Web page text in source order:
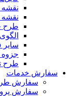
نقشه GIS
نقشه
طرح
الگوی
سایر
جزوه و
طرح
سفارش خدمات
سفارش
سفارش پروژه